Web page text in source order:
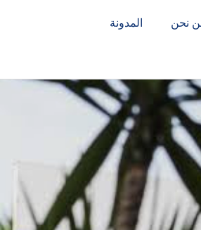
نحن المدونة